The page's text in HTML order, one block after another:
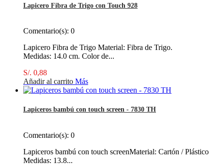
Lapicero Fibra de Trigo con Touch 928
Comentario(s): 0
Lapicero Fibra de Trigo Material: Fibra de Trigo.
Medidas: 14.0 cm. Color de...
S/. 0,88
Añadir al carrito Más
Lapiceros bambú con touch screen - 7830 TH
Comentario(s): 0
Lapiceros bambú con touch screenMaterial: Cartón / Plástico
Medidas: 13.8...